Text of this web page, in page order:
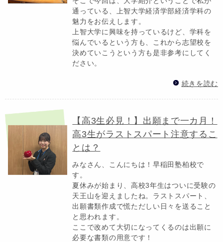
通っている、上智大学経済学部経済学科の
魅力をお伝えします。
上智大学に興味を持っているけど、学科を
悩んでいるという方も、これから志望校を
決めていこうという方も是非参考にしてく
ださい。
続きを読む
【高3生必見！】出願まで一カ月！
高3生がラストスパート注意するこ
とは？
みなさん、こんにちは！早稲田塾柏校で
す。
夏休みが始まり、高校3年生はついに受験の
天王山を迎えましたね。ラストスパート、
出願書類作成で慌ただしい日々を送ること
と思われます。
ここで改めて大切になってくるのは出願に
必要な書類の用意です！